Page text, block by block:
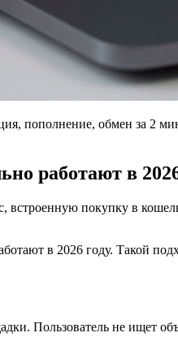
пополнение, обмен за 2
работают в
встроенную покупку в
в 2026 году. Такой
Пользователь не ищет